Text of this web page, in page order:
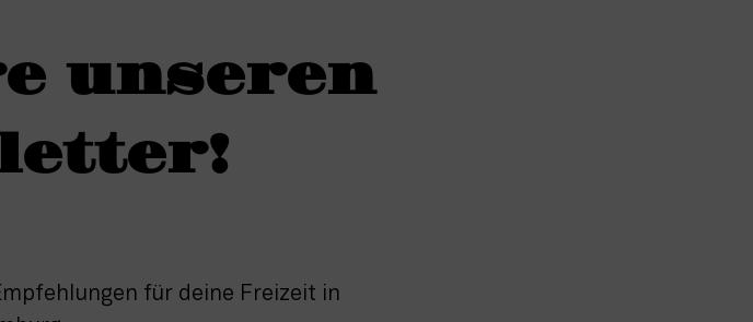
unseren
für deine Freizeit in